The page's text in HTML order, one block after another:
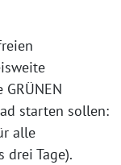
starten sollen:
alle
drei Tage).